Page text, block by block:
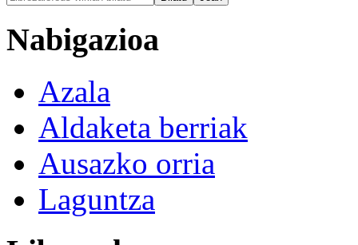
Nabigazioa
Azala
Aldaketa berriak
Ausazko orria
Laguntza